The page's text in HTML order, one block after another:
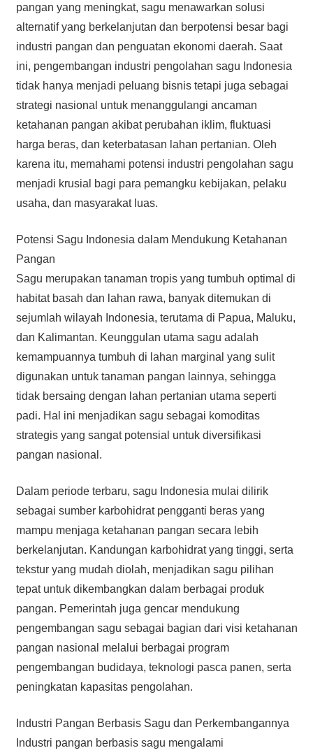
pangan yang meningkat, sagu menawarkan solusi
alternatif yang berkelanjutan dan berpotensi besar bagi
industri pangan dan penguatan ekonomi daerah. Saat
ini, pengembangan industri pengolahan sagu Indonesia
tidak hanya menjadi peluang bisnis tetapi juga sebagai
strategi nasional untuk menanggulangi ancaman
ketahanan pangan akibat perubahan iklim, fluktuasi
harga beras, dan keterbatasan lahan pertanian. Oleh
karena itu, memahami potensi industri pengolahan sagu
menjadi krusial bagi para pemangku kebijakan, pelaku
usaha, dan masyarakat luas.
Potensi Sagu Indonesia dalam Mendukung Ketahanan
Pangan
Sagu merupakan tanaman tropis yang tumbuh optimal di
habitat basah dan lahan rawa, banyak ditemukan di
sejumlah wilayah Indonesia, terutama di Papua, Maluku,
dan Kalimantan. Keunggulan utama sagu adalah
kemampuannya tumbuh di lahan marginal yang sulit
digunakan untuk tanaman pangan lainnya, sehingga
tidak bersaing dengan lahan pertanian utama seperti
padi. Hal ini menjadikan sagu sebagai komoditas
strategis yang sangat potensial untuk diversifikasi
pangan nasional.
Dalam periode terbaru, sagu Indonesia mulai dilirik
sebagai sumber karbohidrat pengganti beras yang
mampu menjaga ketahanan pangan secara lebih
berkelanjutan. Kandungan karbohidrat yang tinggi, serta
tekstur yang mudah diolah, menjadikan sagu pilihan
tepat untuk dikembangkan dalam berbagai produk
pangan. Pemerintah juga gencar mendukung
pengembangan sagu sebagai bagian dari visi ketahanan
pangan nasional melalui berbagai program
pengembangan budidaya, teknologi pasca panen, serta
peningkatan kapasitas pengolahan.
Industri Pangan Berbasis Sagu dan Perkembangannya
Industri pangan berbasis sagu mengalami